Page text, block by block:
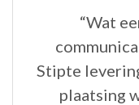
“Wat
Stipte
plaatsing